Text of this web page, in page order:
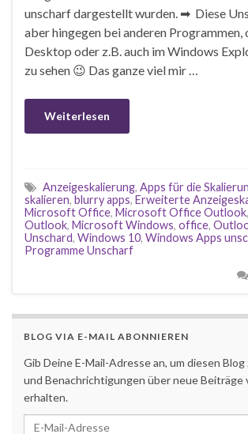
unscharf dargestellt wurden. ➡ Diese
aber hingegen bei anderen Programmen,
Desktop oder z.B. auch im Windows
zu sehen 😉 Das ganze viel mir …
Weiterlesen
Anzeigeskalierung, Apps für die
skalieren, blurry apps, Erweiterte
Microsoft Office, Microsoft Office Outlook,
Outlook, Microsoft Windows, office,
Unschard, Windows 10, Windows Apps
Programme Unscharf
BLOG VIA E-MAIL ABONNIEREN
Gib Deine E-Mail-Adresse an, um diesen
und Benachrichtigungen über neue Beiträge
erhalten.
E-Mail-Adresse